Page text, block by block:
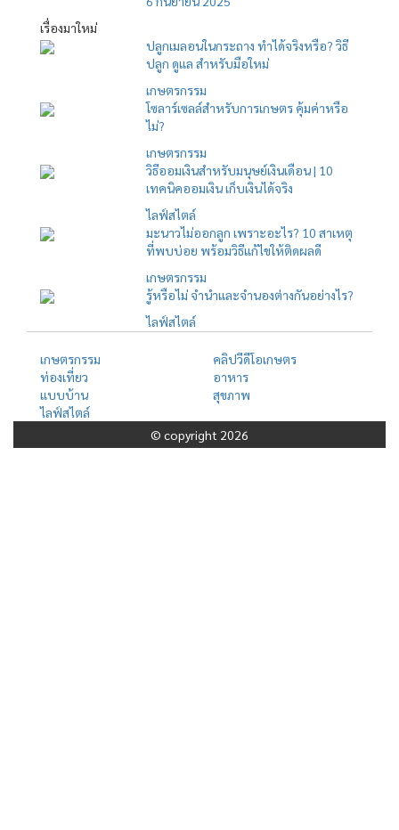
เรื่องมาใหม่
ปลูกเมลอนในกระถาง ทำได้จริงหรือ? วิธี
ปลูก ดูแล สำหรับมือใหม่
เกษตรกรรม
โซลาร์เซลล์สำหรับการเกษตร คุ้มค่าหรือ
ไม่?
เกษตรกรรม
วิธีออมเงินสำหรับมนุษย์เงินเดือน | 10
เทคนิคออมเงิน เก็บเงินได้จริง
ไลฟ์สไตล์
มะนาวไม่ออกลูก เพราะอะไร? 10 สาเหตุ
ที่พบบ่อย พร้อมวิธีแก้ไขให้ติดผลดี
เกษตรกรรม
รู้หรือไม่ จำนำและจำนองต่างกันอย่างไร?
ไลฟ์สไตล์
เกษตรกรรม
คลิปวีดีโอเกษตร
ท่องเที่ยว
อาหาร
แบบบ้าน
สุขภาพ
ไลฟ์สไตล์
© copyright 2026